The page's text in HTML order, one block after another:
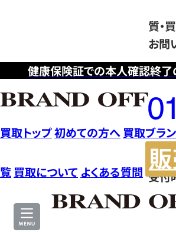
健康保険証での本人確認終
質・
お問
フ
リ
ー
ダ
イ
ヤ
ル
受付
買取トップ初めての方へ 買取ブラ
覧 買取について よくある質問